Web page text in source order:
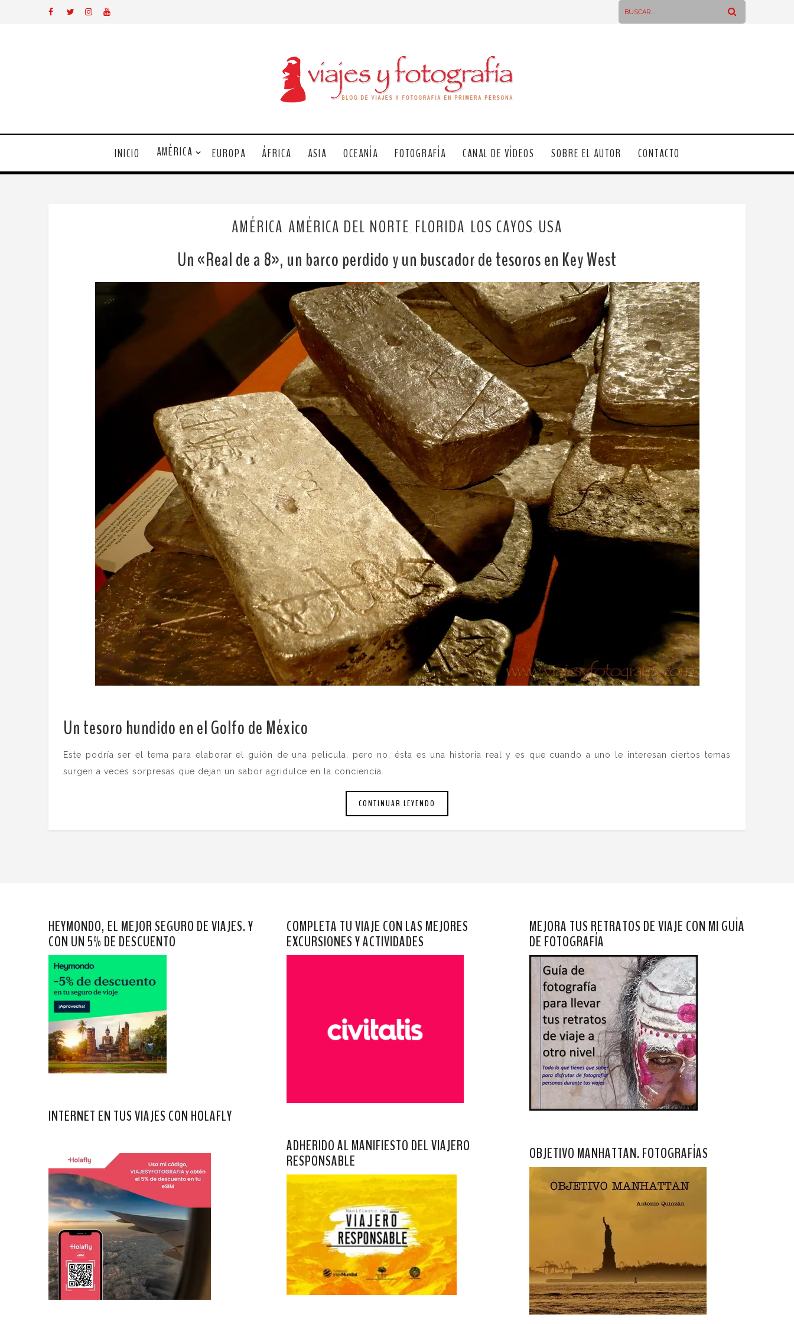
INICIO AMÉRICA EUROPA ÁFRICA ASIA OCEANÍA FOTOGRAFÍA CANAL DE VÍDEOS SOBRE EL AUTOR CONTACTO
AMÉRICA AMÉRICA DEL NORTE FLORIDA LOS CAYOS USA
Un «Real de a 8», un barco perdido y un buscador de tesoros en Key West
Un tesoro hundido en el Golfo de México
Este podría ser el tema para elaborar el guión de una película, pero no, ésta es una historia real y es que cuando a uno le interesan ciertos temas
surgen a veces sorpresas que dejan un sabor agridulce en la conciencia.
CONTINUAR LEYENDO
HEYMONDO, EL MEJOR SEGURO DE VIAJES. Y
CON UN 5% DE DESCUENTO
INTERNET EN TUS VIAJES CON HOLAFLY
COMPLETA TU VIAJE CON LAS MEJORES
EXCURSIONES Y ACTIVIDADES
ADHERIDO AL MANIFIESTO DEL VIAJERO
RESPONSABLE
MEJORA TUS RETRATOS DE VIAJE CON MI GUÍA
DE FOTOGRAFÍA
OBJETIVO MANHATTAN. FOTOGRAFÍAS